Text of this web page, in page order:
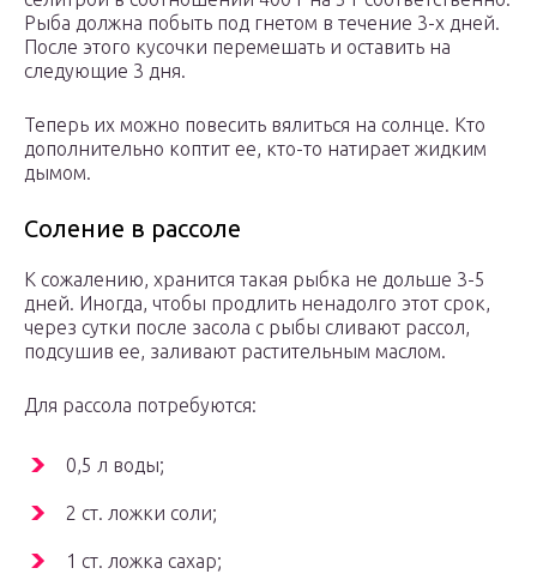
Рыба должна побыть под гнетом в течение 3-х дней.
После этого кусочки перемешать и оставить на
следующие 3 дня.
Теперь их можно повесить вялиться на солнце. Кто
дополнительно коптит ее, кто-то натирает жидким
дымом.
Соление в рассоле
К сожалению, хранится такая рыбка не дольше 3-5
дней. Иногда, чтобы продлить ненадолго этот срок,
через сутки после засола с рыбы сливают рассол,
подсушив ее, заливают растительным маслом.
Для рассола потребуются:
0,5 л воды;
2 ст. ложки соли;
1 ст. ложка сахар;